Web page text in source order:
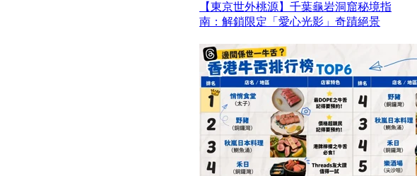
【東京世外桃源】千葉龜岩洞窟秘境指
南：解鎖限定「愛心光影」奇蹟絕景